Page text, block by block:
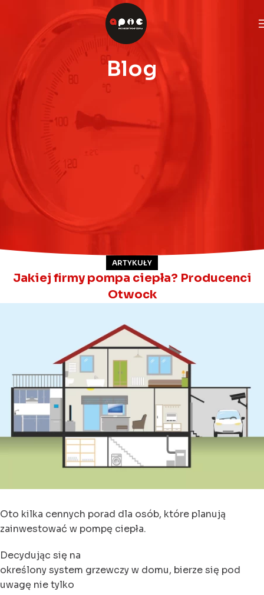
Blog
ARTYKUŁY
Jakiej firmy pompa ciepła? Producenci
Otwock
Oto kilka cennych porad dla osób, które planują
zainwestować w pompę ciepła.
Decydując się na
określony system grzewczy w domu, bierze się pod
uwagę nie tylko